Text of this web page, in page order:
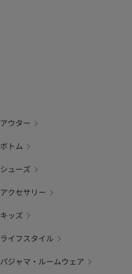
アウター
ボトム
シューズ
アクセサリー
キッズ
ライフスタイル
パジャマ・ルームウェア